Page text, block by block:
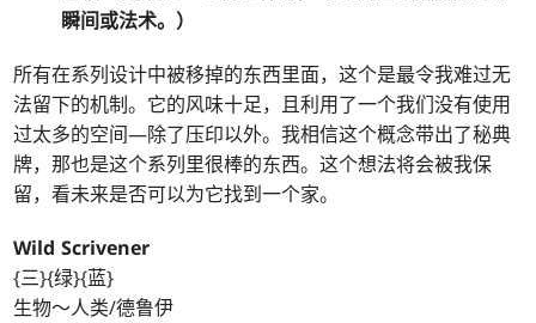
瞬间或法术。）
所有在系列设计中被移掉的东西里面，这个是最令我难过无
法留下的机制。它的风味十足，且利用了一个我们没有使用
过太多的空间—除了压印以外。我相信这个概念带出了秘典
牌，那也是这个系列里很棒的东西。这个想法将会被我保
留，看未来是否可以为它找到一个家。
Wild Scrivener
{三}{绿}{蓝}
生物～人类/德鲁伊